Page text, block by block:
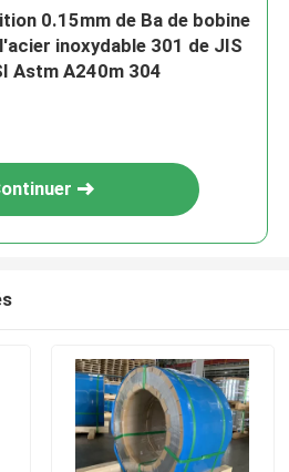
0.15mm de Ba de bobine
inoxydable 301 de JIS
Astm A240m 304